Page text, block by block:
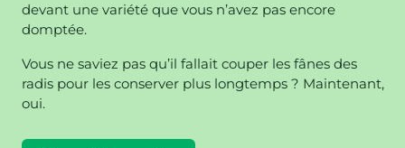
devant une variété que vous n’avez pas encore
domptée.
Vous ne saviez pas qu’il fallait couper les fânes des
radis pour les conserver plus longtemps ? Maintenant,
oui.